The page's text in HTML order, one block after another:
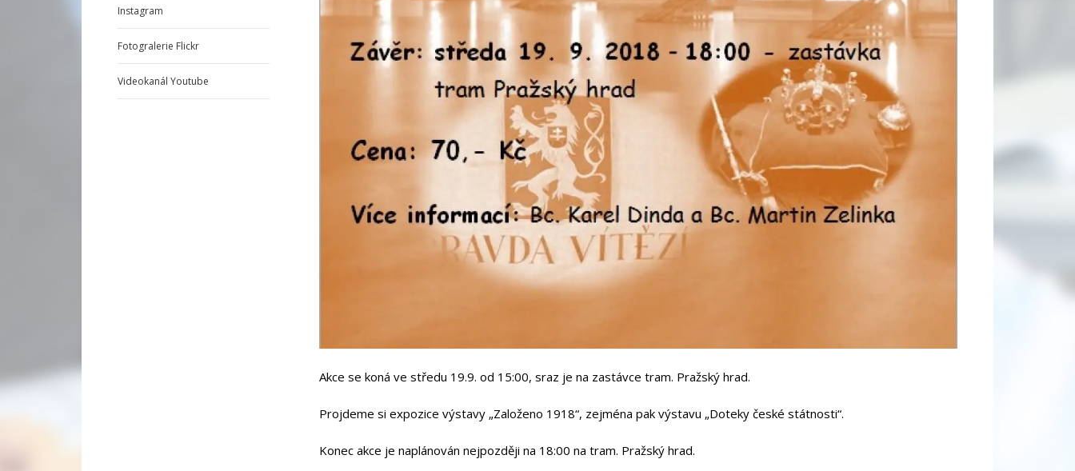
Instagram
Fotogralerie Flickr
Videokanál Youtube
Akce se koná ve středu 19.9. od 15:00, sraz je na zastávce tram. Pražský hrad.
Projdeme si expozice výstavy „Založeno 1918“, zejména pak výstavu „Doteky české státnosti“.
Konec akce je naplánován nejpozději na 18:00 na tram. Pražský hrad.